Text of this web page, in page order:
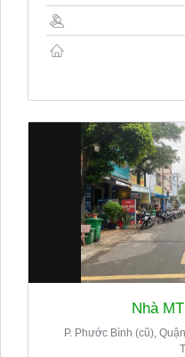
Nhà
P. Phước Bình (cũ),